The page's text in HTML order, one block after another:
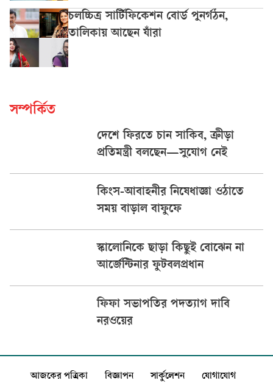
চলচ্চিত্র সার্টিফিকেশন বোর্ড পুনর্গঠন,
তালিকায় আছেন যাঁরা
সম্পর্কিত
দেশে ফিরতে চান সাকিব, ক্রীড়া
প্রতিমন্ত্রী বলছেন—সুযোগ নেই
কিংস-আবাহনীর নিষেধাজ্ঞা ওঠাতে
সময় বাড়াল বাফুফে
স্কালোনিকে ছাড়া কিছুই বোঝেন না
আর্জেন্টিনার ফুটবলপ্রধান
ফিফা সভাপতির পদত্যাগ দাবি
নরওয়ের
আজকের পত্রিকা বিজ্ঞাপন সার্কুলেশন যোগাযোগ